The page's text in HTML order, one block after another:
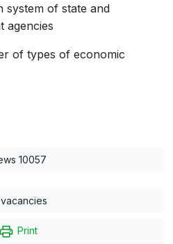
system of state and
agencies
of types of economic
10057
Print